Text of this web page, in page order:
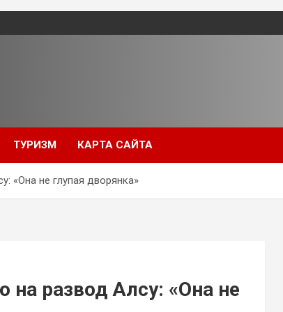
ТУРИЗМ КАРТА САЙТА
«Она не глупая дворянка»
развод Алсу: «Она не